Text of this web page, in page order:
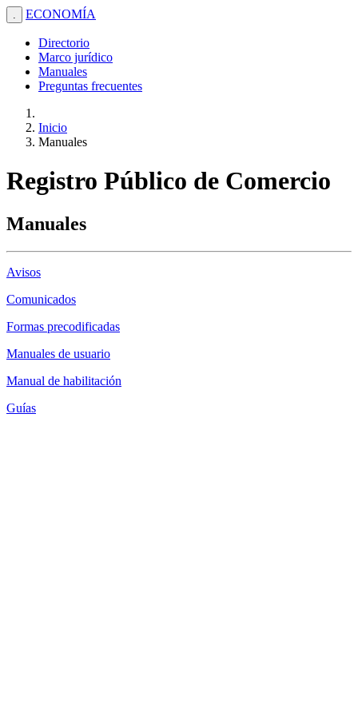
. ECONOMÍA
Directorio
Marco jurídico
Manuales
Preguntas frecuentes
Inicio
Manuales
Registro Público de Comercio
Manuales
Avisos
Comunicados
Formas precodificadas
Manuales de usuario
Manual de habilitación
Guías